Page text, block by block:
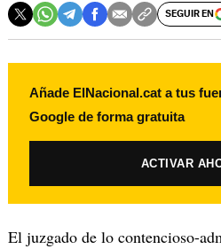
SEGUIR EN
Añade ElNacional.cat a tus
Google de forma gratuita
ACTIVAR
El juzgado de lo contencioso-